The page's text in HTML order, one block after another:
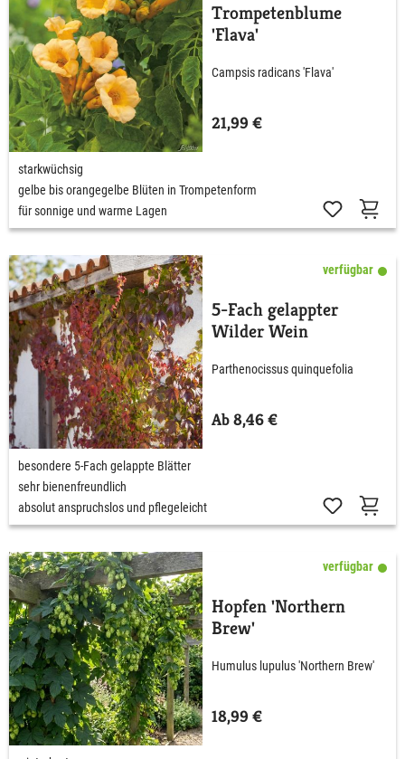
Trompetenblume
'Flava'
Campsis radicans 'Flava'
21,99 €
starkwüchsig
gelbe bis orangegelbe Blüten in Trompetenform
für sonnige und warme Lagen
verfügbar
5-Fach gelappter
Wilder Wein
Parthenocissus quinquefolia
Ab 8,46 €
besondere 5-Fach gelappte Blätter
sehr bienenfreundlich
absolut anspruchslos und pflegeleicht
verfügbar
Hopfen 'Northern
Brew'
Humulus lupulus 'Northern Brew'
18,99 €